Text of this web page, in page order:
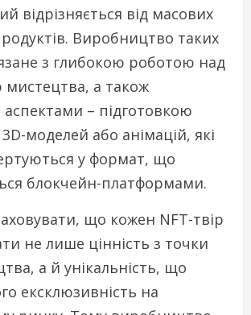
відрізняється від масових
Виробництво таких
з глибокою роботою над
мистецтва, а також
– підготовкою
моделей або анімацій, які
у формат, що
блокчейн-платформами.
що кожен NFT-твір
не лише цінність з точки
а й унікальність, що
ексклюзивність на